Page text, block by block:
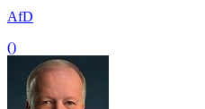
AfD
()